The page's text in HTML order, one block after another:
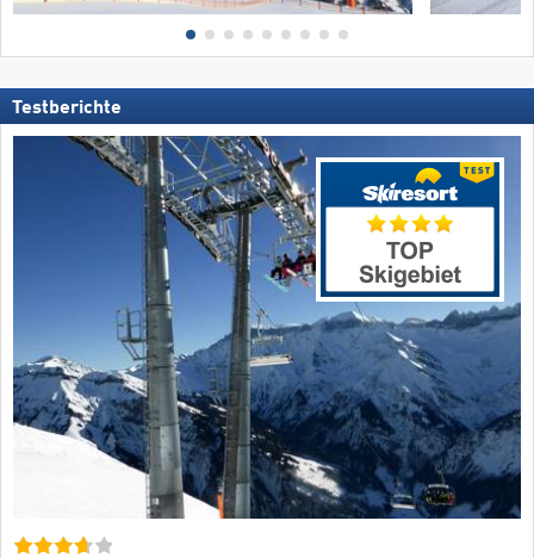
Testberichte